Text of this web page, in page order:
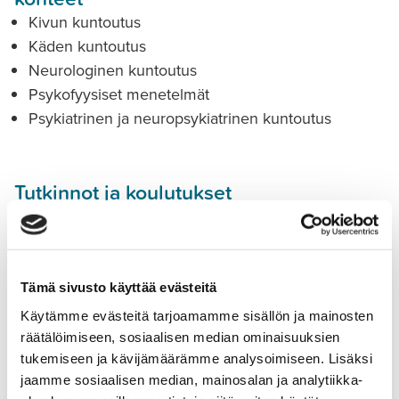
Tämä sivusto käyttää evästeitä
Käytämme evästeitä tarjoamamme sisällön ja mainosten
räätälöimiseen, sosiaalisen median ominaisuuksien
tukemiseen ja kävijämäärämme analysoimiseen. Lisäksi
jaamme sosiaalisen median, mainosalan ja analytiikka-
Kivun kuntoutus
Käden kuntoutus
Neurologinen kuntoutus
Psykofyysiset menetelmät
Psykiatrinen ja neuropsykiatrinen kuntoutus
Tutkinnot ja koulutukset
Toimintaterapeutti (2016)
Ralla (2018)
Tartu toimeen (2019)
Neurologisen asiakkaan yläraajan kuntoutus (2019)
Aivovammapotilaan moniammatillinen kuntoutus
(2020)
Psykofyysinen lähestymistapa toimintaterapeuteille